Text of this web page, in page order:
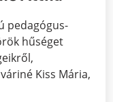
pedagógus-
hűséget
Kiss Mária,